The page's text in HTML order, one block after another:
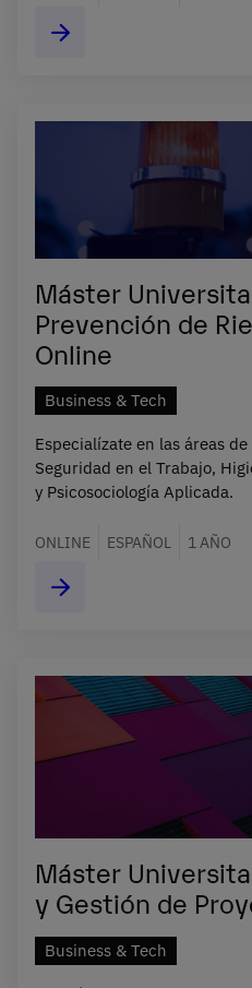
Máster
Prevención de
Online
Business & Tech
Especialízate en las áreas
Seguridad en el Trabajo,
y Psicosociología Aplicada.
ONLINE ESPAÑOL 1 AÑO
Máster
y Gestión de
Business & Tech